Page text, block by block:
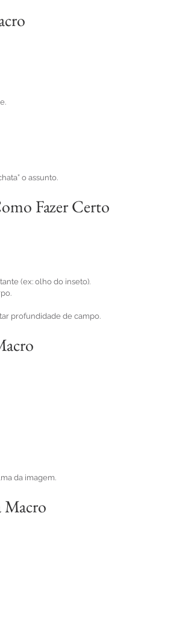
o assunto.
Fazer Certo
(ex: olho do inseto).
profundidade de campo.
da imagem.
Macro